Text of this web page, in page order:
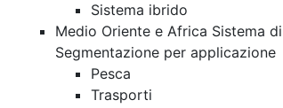
Sistema ibrido
Medio Oriente e Africa Sistema
Segmentazione per applicazione
Pesca
Trasporti